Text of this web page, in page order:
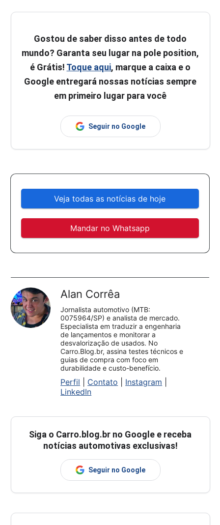
Gostou de saber disso antes de todo
mundo? Garanta seu lugar na pole position,
é Grátis! Toque aqui, marque a caixa e o
Google entregará nossas notícias sempre
em primeiro lugar para você
Seguir no Google
Veja todas as notícias de hoje
Mandar no Whatsapp
Alan Corrêa
Jornalista automotivo (MTB:
0075964/SP) e analista de mercado.
Especialista em traduzir a engenharia
de lançamentos e monitorar a
desvalorização de usados. No
Carro.Blog.br, assina testes técnicos e
guias de compra com foco em
durabilidade e custo-benefício.
Perfil Contato Instagram
LinkedIn
Siga o Carro.blog.br no Google e receba
notícias automotivas exclusivas!
Seguir no Google